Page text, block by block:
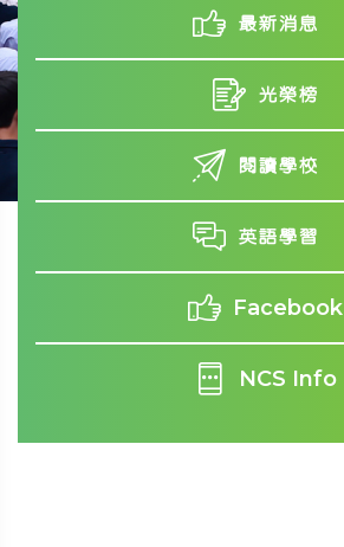
最新消息
光榮榜
閱讀學校
英語學習
Facebook
NCS Info